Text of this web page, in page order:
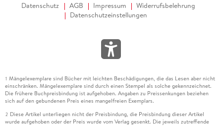
Datenschutz AGB Impressum
Widerrufsbelehrung
Datenschutzeinstellungen
1 Mängelexemplare sind Bücher mit leichten Beschädigungen, die das Lesen aber nicht
einschränken. Mängelexemplare sind durch einen Stempel als solche gekennzeichnet.
Die frühere Buchpreisbindung ist aufgehoben. Angaben zu Preissenkungen beziehen
sich auf den gebundenen Preis eines mangelfreien Exemplars.
2 Diese Artikel unterliegen nicht der Preisbindung, die Preisbindung dieser Artikel
wurde aufgehoben oder der Preis wurde vom Verlag gesenkt. Die jeweils zutreffende